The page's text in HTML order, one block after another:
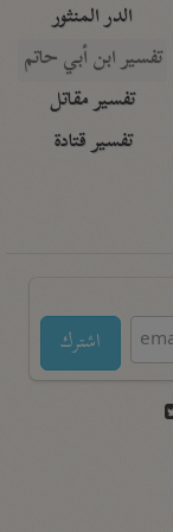
الدر المنثور
تفسير ابن أبي حاتم
تفسير مقاتل
تفسير قتادة
اشترك